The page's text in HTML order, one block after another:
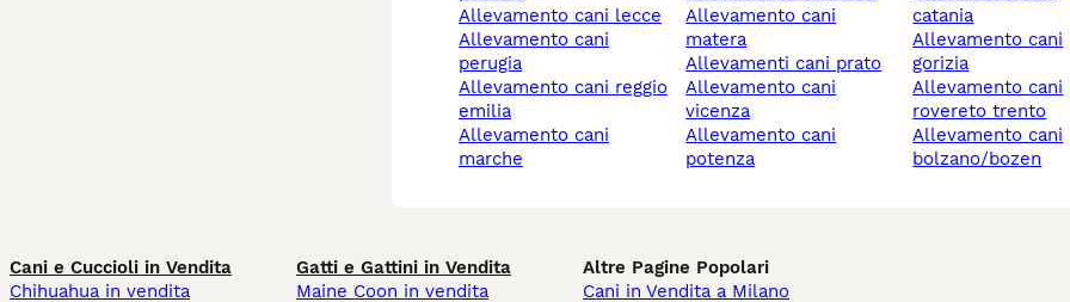
allevamento cani lecce
allevamento cani
perugia
allevamento cani reggio
emilia
allevamento cani
marche
allevamento cani
matera
allevamenti cani prato
allevamento cani
vicenza
allevamento cani
potenza
catania
allevamento cani
gorizia
allevamento cani
rovereto trento
allevamento cani
bolzano/bozen
Cani e Cuccioli in Vendita
Chihuahua in vendita
Gatti e Gattini in Vendita
Maine Coon in vendita
Altre Pagine Popolari
Cani in Vendita a Milano